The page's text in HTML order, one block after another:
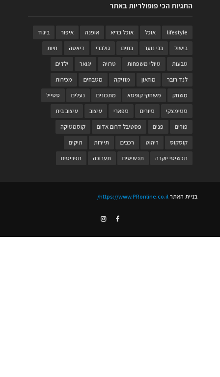
התגיות הכי פופולריות באתר
lifestyle אוכל אוכל בריא אופנה איפור
ביגוד
בישול
בני נוער בתים גולברי דיאטה
חיות
טבעות
טיולי משפחות טרויה יגואר
ילדים
לנד רובר
מוזאון מוזיקה מטבחים
מכירות
משחק
משחקי קופסא מתכונים נעלים
סטייל
סטימצקי
סיורים ספארי עיצוב
עיצוב בית
פורים
פנים פסטיבל דרום אדום
קוסמטיקה
קוסקוס
ריהוט רכבים תיירות
תיקים
תכשיטי יוקרה
תכשיטים תערוכה תפריטים
בניית האתרhttps://www.PRonline.co.il/